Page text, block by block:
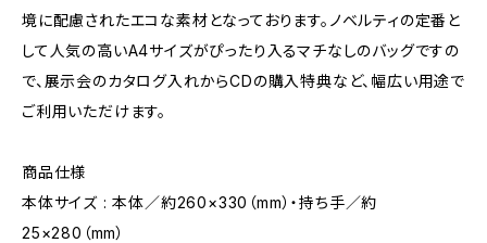
境に配慮されたエコな素材となっております。ノベルティの定番と
して人気の高いA4サイズがぴったり入るマチなしのバッグですの
で、展示会のカタログ入れからCDの購入特典など、幅広い用途で
ご利用いただけます。
商品仕様
本体サイズ : 本体／約260×330（mm）・持ち手／約
25×280（mm）